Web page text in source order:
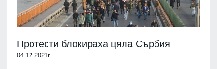
Протести блокираха цяла Сърбия
04.12.2021г.